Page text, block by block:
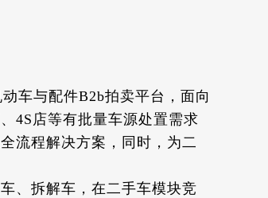
车与配件B2b拍卖平台，面向
4S店等有批量车源处置需求
流程解决方案，同时，为二
、拆解车，在二手车模块竞